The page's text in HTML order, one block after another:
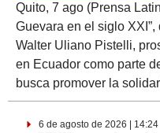
Quito, 7 ago (Prensa
Guevara en el siglo
Walter Uliano Pistelli,
en Ecuador como parte
busca promover la
6 de agosto de 2026 | 14:24